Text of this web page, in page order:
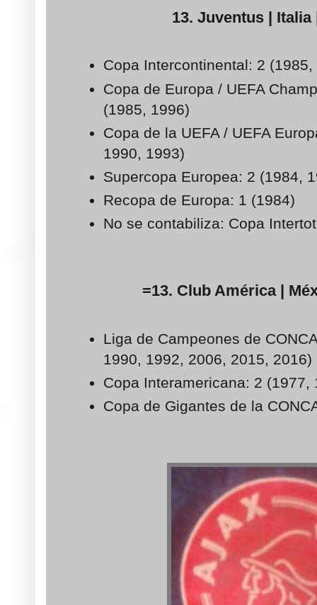
13. Juventus |
Copa Intercontinental: 2 (1985,
Copa de Europa / UEFA
(1985, 1996)
Copa de la UEFA / UEFA
1990, 1993)
Supercopa Europea: 2 (1984,
Recopa de Europa: 1 (1984)
No se contabiliza: Copa
=13. Club América |
Liga de Campeones de
1990, 1992, 2006, 2015, 2016)
Copa Interamericana: 2 (1977,
Copa de Gigantes de la